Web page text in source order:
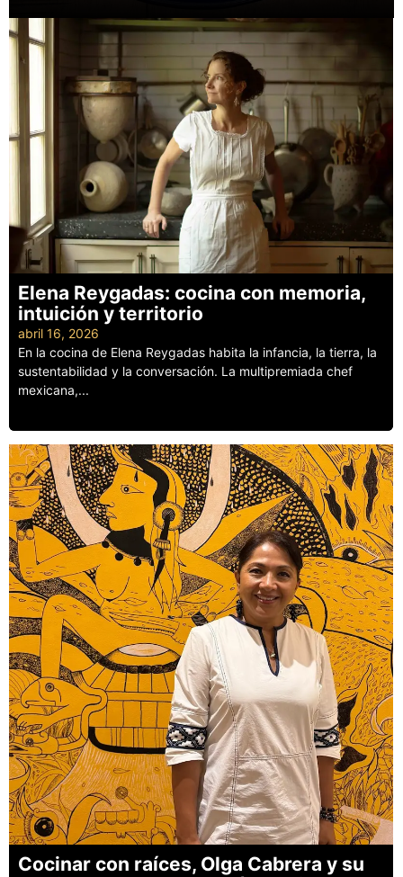
Elena Reygadas: cocina con memoria,
intuición y territorio
abril 16, 2026
En la cocina de Elena Reygadas habita la infancia, la tierra, la
sustentabilidad y la conversación. La multipremiada chef
mexicana,...
Cocinar con raíces, Olga Cabrera y su